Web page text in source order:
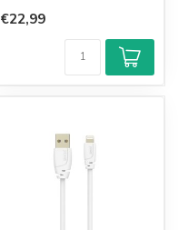
Klantenbeoordeling
9,2/10
Achteraf
betalen mogelijk
€22,99